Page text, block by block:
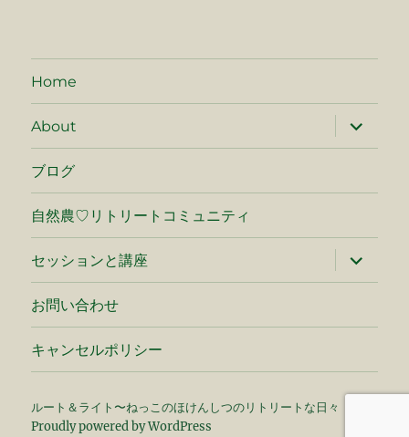
Home
About
サ
ブ
メ
ー
開
ブログ
自然農♡リトリートコミュニティ
セッションと講座
サ
ブ
メ
ー
開
お問い合わせ
キャンセルポリシー
ルート＆ライト〜ねっこのほけんしつのリトリートな日々
Proudly powered by WordPress